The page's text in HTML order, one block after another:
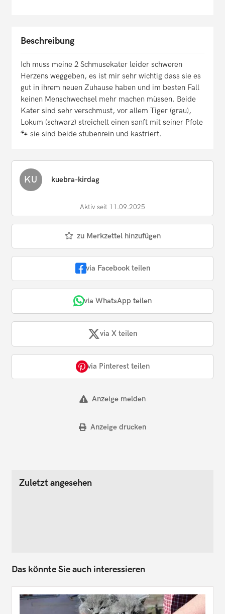
Beschreibung
Ich muss meine 2 Schmusekater leider schweren
Herzens weggeben, es ist mir sehr wichtig dass sie es
gut in ihrem neuen Zuhause haben und im besten Fall
keinen Menschwechsel mehr machen müssen. Beide
Kater sind sehr verschmust, vor allem Tiger (grau),
Lokum (schwarz) streichelt einen sanft mit seiner Pfote
🐾 sie sind beide stubenrein und kastriert.
KU kuebra-kirdag
Aktiv seit 11.09.2025
zu Merkzettel hinzufügen
via Facebook teilen
via WhatsApp teilen
via X teilen
via Pinterest teilen
Anzeige melden
Anzeige drucken
Zuletzt angesehen
Das könnte Sie auch interessieren